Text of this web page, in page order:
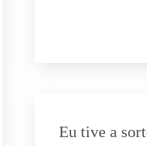
Eu tive a